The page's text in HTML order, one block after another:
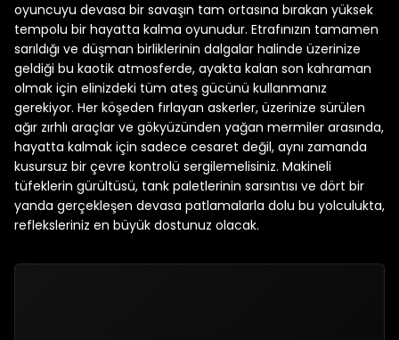
oyuncuyu devasa bir savaşın tam ortasına bırakan yüksek
tempolu bir hayatta kalma oyunudur. Etrafınızın tamamen
sarıldığı ve düşman birliklerinin dalgalar halinde üzerinize
geldiği bu kaotik atmosferde, ayakta kalan son kahraman
olmak için elinizdeki tüm ateş gücünü kullanmanız
gerekiyor. Her köşeden fırlayan askerler, üzerinize sürülen
ağır zırhlı araçlar ve gökyüzünden yağan mermiler arasında,
hayatta kalmak için sadece cesaret değil, aynı zamanda
kusursuz bir çevre kontrolü sergilemelisiniz. Makineli
tüfeklerin gürültüsü, tank paletlerinin sarsıntısı ve dört bir
yanda gerçekleşen devasa patlamalarla dolu bu yolculukta,
refleksleriniz en büyük dostunuz olacak.